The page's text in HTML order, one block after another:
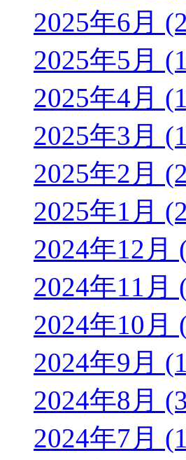
2025年6月
2025年5月
2025年4月
2025年3月
2025年2月
2025年1月
2024年12月
2024年11月
2024年10月
2024年9月
2024年8月
2024年7月